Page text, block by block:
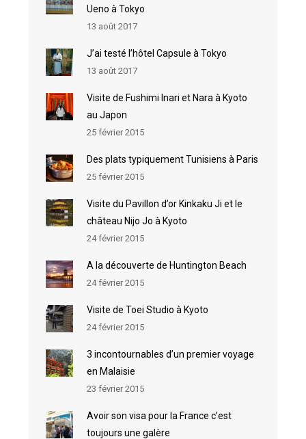
Ueno à Tokyo
13 août 2017
J’ai testé l’hôtel Capsule à Tokyo
13 août 2017
Visite de Fushimi Inari et Nara à Kyoto
au Japon
25 février 2015
Des plats typiquement Tunisiens à Paris
25 février 2015
Visite du Pavillon d’or Kinkaku Ji et le
château Nijo Jo à Kyoto
24 février 2015
A la découverte de Huntington Beach
24 février 2015
Visite de Toei Studio à Kyoto
24 février 2015
3 incontournables d’un premier voyage
en Malaisie
23 février 2015
Avoir son visa pour la France c’est
toujours une galère